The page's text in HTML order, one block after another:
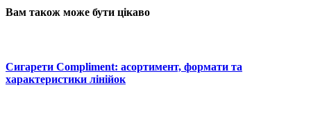
Вам також може бути цікаво
Сигарети Compliment: асортимент, формати та
характеристики лінійок